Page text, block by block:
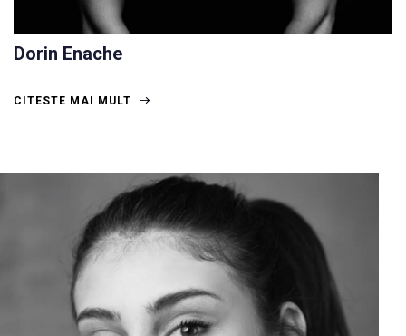
Dorin Enache
CITESTE MAI MULT